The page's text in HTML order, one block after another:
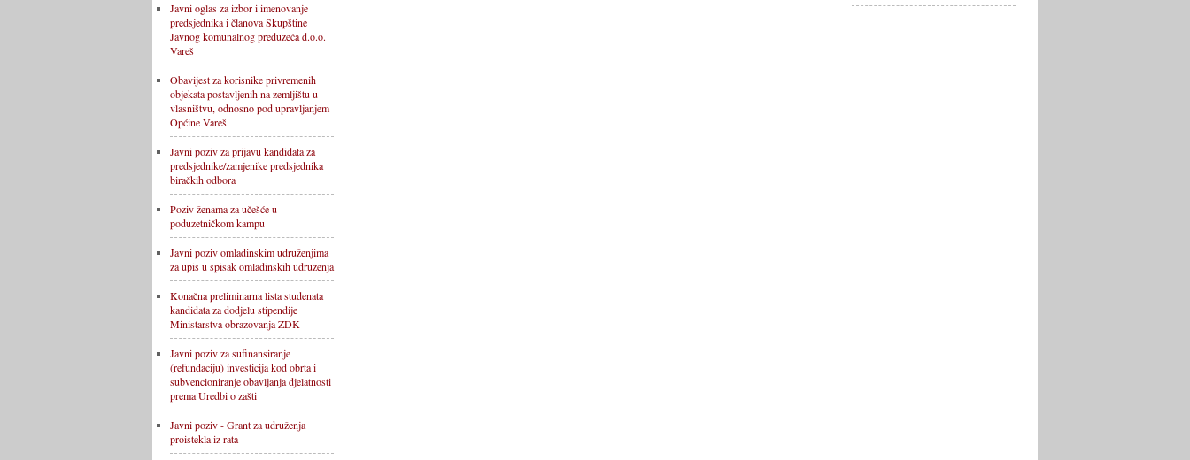
Javni oglas za izbor i imenovanje
predsjednika i članova Skupštine
Javnog komunalnog preduzeća d.o.o.
Vareš
Obavijest za korisnike privremenih
objekata postavljenih na zemljištu u
vlasništvu, odnosno pod upravljanjem
Općine Vareš
Javni poziv za prijavu kandidata za
predsjednike/zamjenike predsjednika
biračkih odbora
Poziv ženama za učešće u
poduzetničkom kampu
Javni poziv omladinskim udruženjima
za upis u spisak omladinskih udruženja
Konačna preliminarna lista studenata
kandidata za dodjelu stipendije
Ministarstva obrazovanja ZDK
Javni poziv za sufinansiranje
(refundaciju) investicija kod obrta i
subvencioniranje obavljanja djelatnosti
prema Uredbi o zašti
Javni poziv - Grant za udruženja
proistekla iz rata